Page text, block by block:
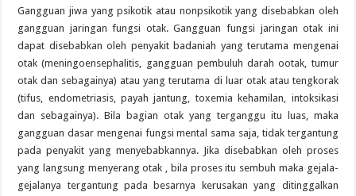
Gangguan jiwa yang psikotik atau nonpsikotik yang disebabkan oleh
gangguan jaringan fungsi otak. Gangguan fungsi jaringan otak ini
dapat disebabkan oleh penyakit badaniah yang terutama mengenai
otak (meningoensephalitis, gangguan pembuluh darah ootak, tumur
otak dan sebagainya) atau yang terutama di luar otak atau tengkorak
(tifus, endometriasis, payah jantung, toxemia kehamilan, intoksikasi
dan sebagainya). Bila bagian otak yang terganggu itu luas, maka
gangguan dasar mengenai fungsi mental sama saja, tidak tergantung
pada penyakit yang menyebabkannya. Jika disebabkan oleh proses
yang langsung menyerang otak , bila proses itu sembuh maka gejala-
gejalanya tergantung pada besarnya kerusakan yang ditinggalkan